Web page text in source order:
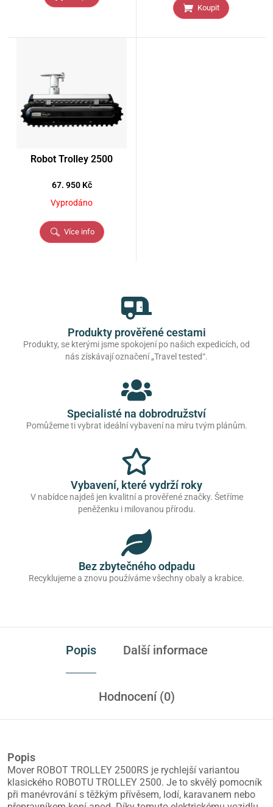
Koupit
Robot Trolley 2500
67. 950 Kč
Vyprodáno
Více info
Produkty prověřené cestami
Produkty, se kterými jsme spokojení po našich expedicích, od
nás získávají označení „Travel tested“.
Specialisté na dobrodružství
Pomůžeme ti vybrat ideální vybavení na míru tvým plánům.
Vybavení, které vydrží roky
V nabídce najdeš jen kvalitní a prověřené značky. Šetříme
peněženku i milovanou přírodu.
Bez zbytečného odpadu
Recyklujeme a znovu používáme všechny obaly a krabice.
Popis Další informace
Hodnocení (0)
Popis
Mover ROBOT TROLLEY 2500RS je rychlejší variantou
klasického ROBOTU TROLLEY 2500. Je to skvělý pomocník
při manévrování s těžkým přívěsem, lodí, karavanem nebo